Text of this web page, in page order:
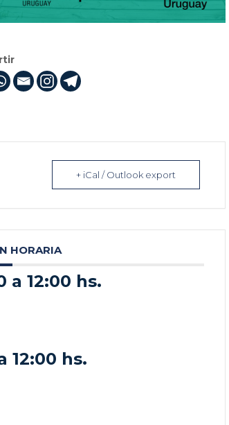
+ iCal / Outlook export
HORARIA
a 12:00 hs.
12:00 hs.